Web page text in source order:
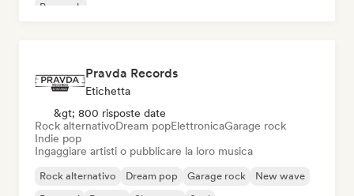
Pop rock
Pravda Records
Etichetta
&gt; 800 risposte date
Rock alternativoDream popElettronicaGarage rock
Indie pop
Ingaggiare artisti o pubblicare la loro musica
Rock alternativo Dream pop Garage rock
New wave